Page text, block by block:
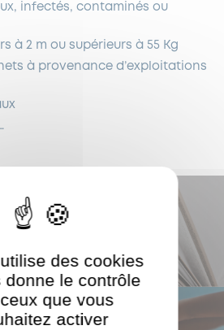
infectés, contaminés ou
à 2 m ou supérieurs à 55 Kg
à provenance d’exploitations
dernières
?
Kiosque !
la vie
est désactivé.
des cookies
donne le contrôle
que vous
activer